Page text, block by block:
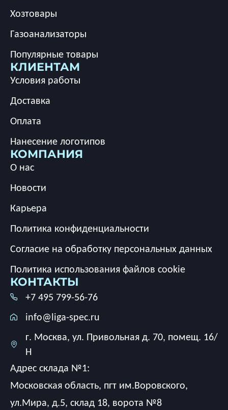
Хозтовары
Газоанализаторы
Популярные товары
КЛИЕНТАМ
Условия работы
Доставка
Оплата
Нанесение логотипов
КОМПАНИЯ
О нас
Новости
Карьера
Политика конфиденциальности
Согласие на обработку персональных данных
Политика использования файлов cookie
КОНТАКТЫ
+7 495 799-56-76
info@liga-spec.ru
г. Москва, ул. Привольная д. 70, помещ. 16/
Н
Адрес склада №1:
Московская область, пгт им.Воровского,
ул.Мира, д.5, склад 18, ворота №8